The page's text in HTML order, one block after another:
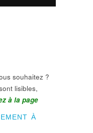
souhaitez ?
lisibles,
à la page
À